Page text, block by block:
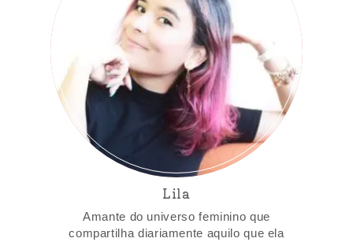
Lila
Amante do universo feminino que
compartilha diariamente aquilo que ela